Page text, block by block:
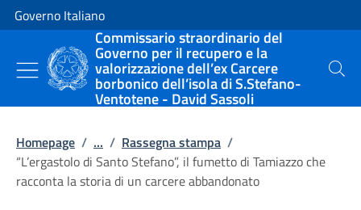
Vai al contenuto
Vai alla navigazione del sito
Governo Italiano
Commissario straordinario del
Governo per il recupero e la
valorizzazione dell’ex Carcere
borbonico dell’isola di S.Stefano-
Ventotene - David Sassoli
Cerca
Homepage / ... / Rassegna stampa /
“L’ergastolo di Santo Stefano”, il fumetto di Tamiazzo che
racconta la storia di un carcere abbandonato